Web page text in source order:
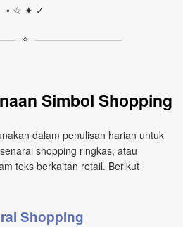
• ☆ ✦ ✓
✧
Simbol Shopping
dalam penulisan harian untuk
shopping ringkas, atau
teks berkaitan retail. Berikut
Shopping